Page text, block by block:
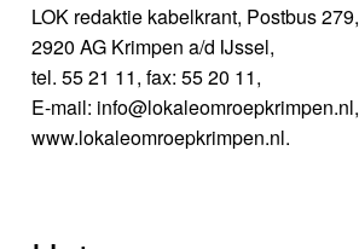
LOK redaktie kabelkrant, Postbus 279,
2920 AG Krimpen a/d IJssel,
tel. 55 21 11, fax: 55 20 11,
E-mail: info@lokaleomroepkrimpen.nl,
www.lokaleomroepkrimpen.nl.